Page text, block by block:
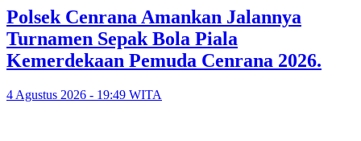
‎Polsek Cenrana Amankan Jalannya
Turnamen Sepak Bola Piala
Kemerdekaan Pemuda Cenrana 2026.
4 Agustus 2026 - 19:49 WITA